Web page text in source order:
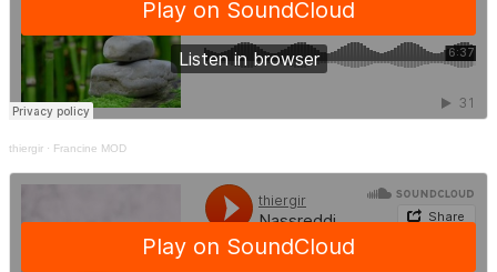
thiergir · Francine MOD